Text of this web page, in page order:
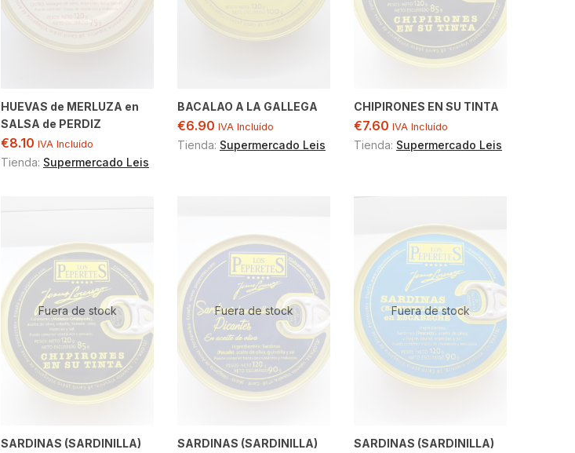
HUEVAS de MERLUZA en
SALSA de PERDIZ
€8.10 IVA Incluído
Tienda: Supermercado Leis
BACALAO A LA GALLEGA
€6.90 IVA Incluído
Tienda: Supermercado Leis
CHIPIRONES EN SU TINTA
€7.60 IVA Incluído
Tienda: Supermercado Leis
Fuera de stock
SARDINAS (SARDINILLA)
Fuera de stock
SARDINAS (SARDINILLA)
Fuera de stock
SARDINAS (SARDINILLA)